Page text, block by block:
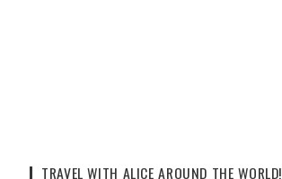
TRAVEL WITH ALICE AROUND THE WORLD!